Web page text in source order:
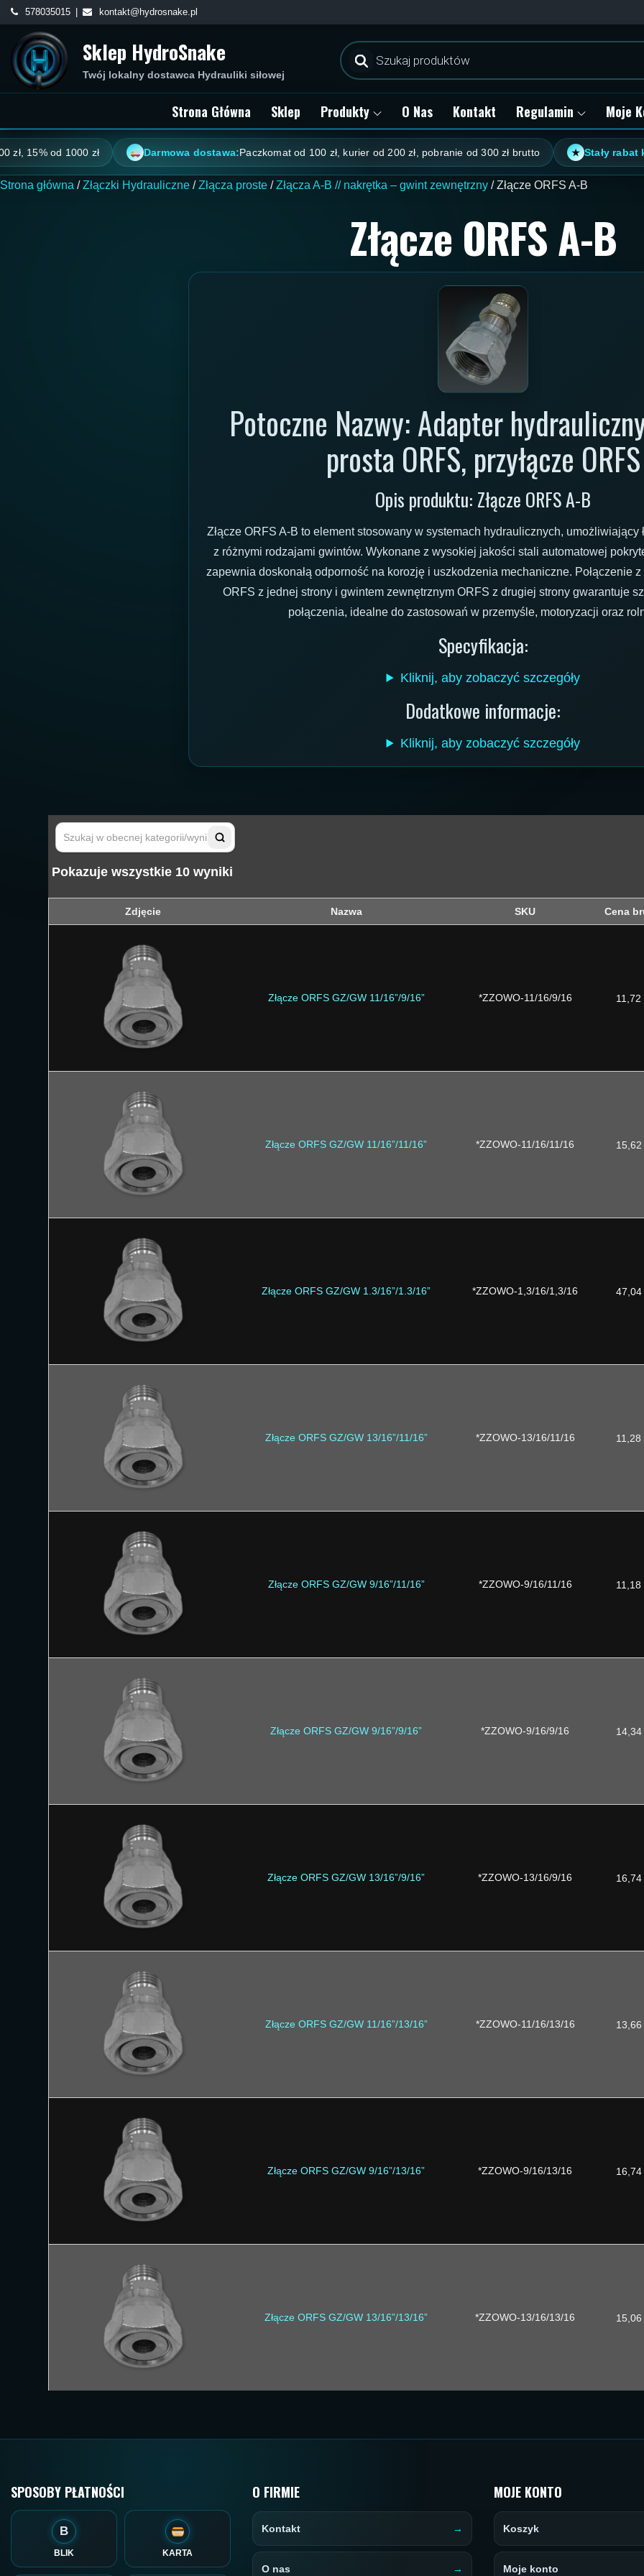
Skip
content
578035015 kontakt@hydrosnake.pl
Sklep HydroSnake
Twój lokalny dostawca Hydrauliki siłowej
Wyszukiwarka
produktów
Strona Główna Sklep Produkty O Nas Kontakt Regulamin Moje
od 1000 zł Darmowa dostawa:Paczkomat od 100 zł, kurier od 200 zł, pobranie od 300 zł brutto ★ Stały rabat klienta:
Strona główna /Złączki Hydrauliczne /Złącza proste /Złącza A-B // nakrętka – gwint zewnętrzny / Złącze ORFS A-B
Złącze ORFS A-B
Potoczne Nazwy: Adapter
prosta ORFS, przyłącze ORFS
Opis produktu: Złącze ORFS A-B
Złącze ORFS A-B to element stosowany w systemach hydraulicznych, umożliwiający
z różnymi rodzajami gwintów. Wykonane z wysokiej jakości stali automatowej
zapewnia doskonałą odporność na korozję i uszkodzenia mechaniczne. Połączenie
ORFS z jednej strony i gwintem zewnętrznym ORFS z drugiej strony gwarantuje
połączenia, idealne do zastosowań w przemyśle, motoryzacji oraz
Specyfikacja:
Kliknij, aby zobaczyć szczegóły
Dodatkowe informacje:
Kliknij, aby zobaczyć szczegóły
Pokazuje wszystkie 10 wyniki
Zdjęcie Nazwa SKU Cena
Złącze ORFS GZ/GW 11/16”/9/16” *ZZOWO-11/16/9/16 11,72
Złącze ORFS GZ/GW 11/16”/11/16” *ZZOWO-11/16/11/16 15,62
Złącze ORFS GZ/GW 1.3/16”/1.3/16” *ZZOWO-1,3/16/1,3/16 47,04
Złącze ORFS GZ/GW 13/16”/11/16” *ZZOWO-13/16/11/16 11,28
Złącze ORFS GZ/GW 9/16”/11/16” *ZZOWO-9/16/11/16 11,18
Złącze ORFS GZ/GW 9/16”/9/16” *ZZOWO-9/16/9/16 14,34
Złącze ORFS GZ/GW 13/16”/9/16” *ZZOWO-13/16/9/16 16,74
Złącze ORFS GZ/GW 11/16”/13/16” *ZZOWO-11/16/13/16 13,66
Złącze ORFS GZ/GW 9/16”/13/16” *ZZOWO-9/16/13/16 16,74
Złącze ORFS GZ/GW 13/16”/13/16” *ZZOWO-13/16/13/16 15,06
SPOSOBY PŁATNOŚCI
B
BLIK KARTA
O FIRMIE
Kontakt
O nas
MOJE KONTO
Koszyk
Moje konto